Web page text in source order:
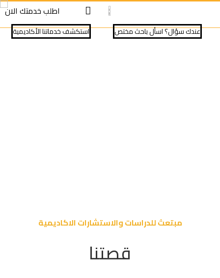
اطلب خدمتك الان
⁠استكشف خدماتنا الأكاديمية عندك سؤال؟ اسأل باحث مختص
مبتعث للدراسات والاستشارات الاكاديمية
قصتنا